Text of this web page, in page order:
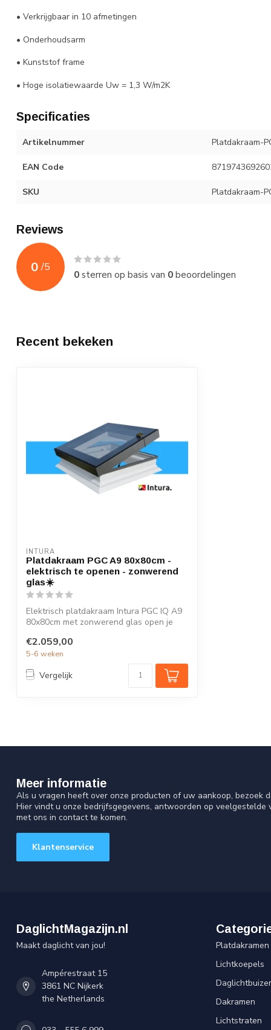
• Verkrijgbaar in 10 afmetingen
• Onderhoudsarm
• Kunststof frame
• Hoge isolatiewaarde Uw = 1,3 W/m2K
Specificaties
Artikelnummer Platdakraam-
EAN Code
SKU Platdakraam-
Reviews
0 /5
0sterren op basis van 0beoordelingen
Recent bekeken
INTURA
Platdakraam PGC A9 80x80cm -
elektrisch te openen - zonwerend
glas☀️
Elektrisch platdakraam Intura PGC IQ A9
80x80cm met zonwerend glas open je
€2.059,00
5-6 weken
Vergelijk
Meer informatie
Als u vragen heeft over onze producten of uw aankoop, bezoek
Hier vindt u onze bedrijfsgegevens, antwoorden op veelgestelde
met ons in contact te komen.
Klantenservice
DaglichtMagazijn.nl
Maakt daglicht van jou!
Ampérestraat 15
3861 NC Nijkerk
the Netherlands
Platdakramen
Lichtkoepels
Dakramen
Lichtstraten